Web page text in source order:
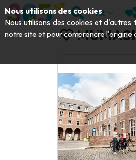
Aller au contenu principal; RECHERCHER
FR
Nous utilisons des cookies
Nous utilisons des cookies et
notre site et pour comprendre l'origine